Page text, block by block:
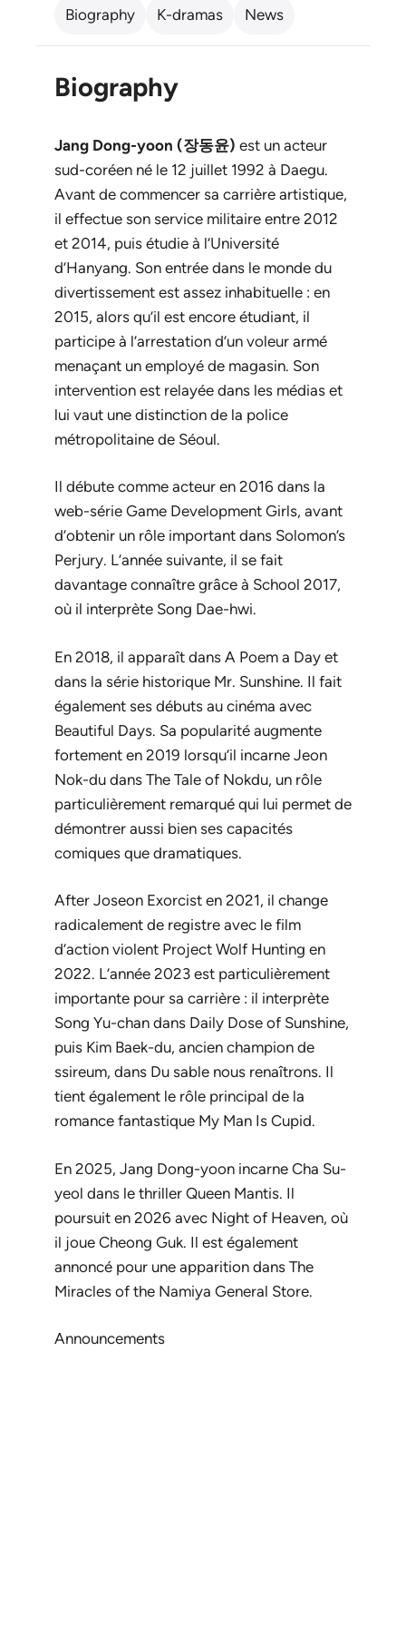
Biography K-dramas News
Biography
Jang Dong-yoon (장동윤) est un acteur
sud-coréen né le 12 juillet 1992 à Daegu.
Avant de commencer sa carrière artistique,
il effectue son service militaire entre 2012
et 2014, puis étudie à l’Université
d’Hanyang. Son entrée dans le monde du
divertissement est assez inhabituelle : en
2015, alors qu’il est encore étudiant, il
participe à l’arrestation d’un voleur armé
menaçant un employé de magasin. Son
intervention est relayée dans les médias et
lui vaut une distinction de la police
métropolitaine de Séoul.
Il débute comme acteur en 2016 dans la
web-série Game Development Girls, avant
d’obtenir un rôle important dans Solomon’s
Perjury. L’année suivante, il se fait
davantage connaître grâce à School 2017,
où il interprète Song Dae-hwi.
En 2018, il apparaît dans A Poem a Day et
dans la série historique Mr. Sunshine. Il fait
également ses débuts au cinéma avec
Beautiful Days. Sa popularité augmente
fortement en 2019 lorsqu’il incarne Jeon
Nok-du dans The Tale of Nokdu, un rôle
particulièrement remarqué qui lui permet de
démontrer aussi bien ses capacités
comiques que dramatiques.
After Joseon Exorcist en 2021, il change
radicalement de registre avec le film
d’action violent Project Wolf Hunting en
2022. L’année 2023 est particulièrement
importante pour sa carrière : il interprète
Song Yu-chan dans Daily Dose of Sunshine,
puis Kim Baek-du, ancien champion de
ssireum, dans Du sable nous renaîtrons. Il
tient également le rôle principal de la
romance fantastique My Man Is Cupid.
En 2025, Jang Dong-yoon incarne Cha Su-
yeol dans le thriller Queen Mantis. Il
poursuit en 2026 avec Night of Heaven, où
il joue Cheong Guk. Il est également
annoncé pour une apparition dans The
Miracles of the Namiya General Store.
Announcements